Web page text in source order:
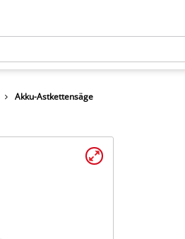
Akku-Astkettensäge